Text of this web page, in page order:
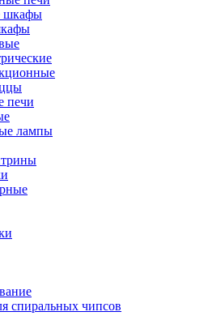
шкафы
печи
лампы
спиральных чипсов